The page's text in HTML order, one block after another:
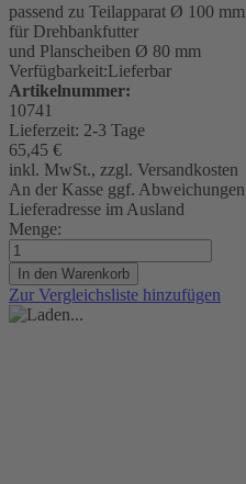
passend zu Teilapparat Ø 100 mm
für Drehbankfutter
und Planscheiben Ø 80 mm
Verfügbarkeit:Lieferbar
Artikelnummer:
10741
Lieferzeit: 2-3 Tage
65,45 €
inkl. MwSt., zzgl. Versandkosten
An der Kasse ggf.
Lieferadresse im Ausland
Menge:
In den Warenkorb
Zur Vergleichsliste hinzufügen